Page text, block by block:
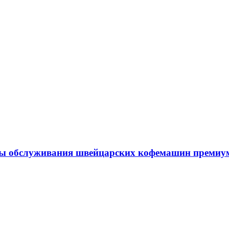
обслуживания швейцарских кофемашин